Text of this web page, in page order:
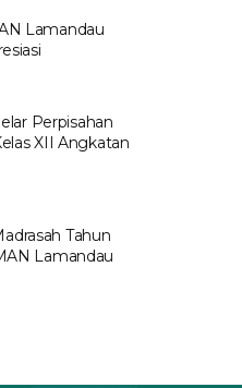
Lamandau
Perpisahan
XII Angkatan
Tahun
Lamandau